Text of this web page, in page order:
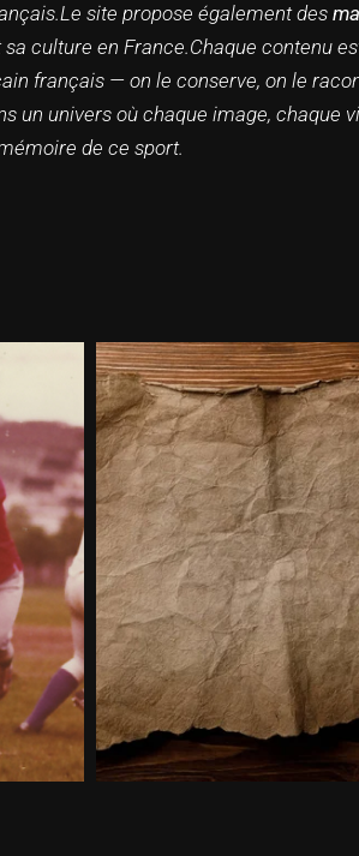
Le site propose également des
culture en France.Chaque contenu
français — on le conserve, on le
un univers où chaque image, chaque
de ce sport.